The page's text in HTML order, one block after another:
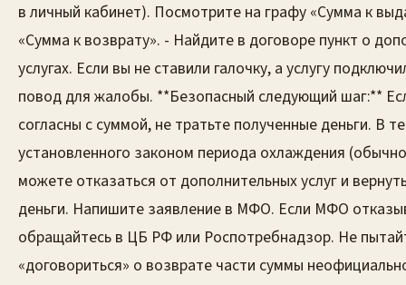
в личный кабинет). Посмотрите на графу «Сумма к
«Сумма к возврату». - Найдите в договоре пункт о
услугах. Если вы не ставили галочку, а услугу
повод для жалобы. **Безопасный следующий шаг:**
согласны с суммой, не тратьте полученные деньги. В
установленного законом периода охлаждения
можете отказаться от дополнительных услуг и
деньги. Напишите заявление в МФО. Если МФО
обращайтесь в ЦБ РФ или Роспотребнадзор. Не
«договориться» о возврате части суммы